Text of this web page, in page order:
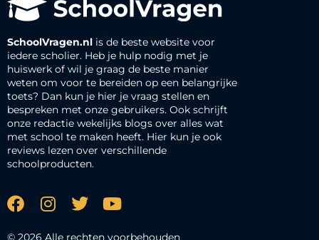
SchoolVragen.nl is de beste website voor
iedere scholier. Heb je hulp nodig met je
huiswerk of wil je graag de beste manier
weten om voor te bereiden op een belangrijke
toets? Dan kun je hier je vraag stellen en
bespreken met onze gebruikers. Ook schrijft
onze redactie wekelijks blogs over alles wat
met school te maken heeft. Hier kun je ook
reviews lezen over verschillende
schoolproducten.
© 2026 Alle rechten voorbehouden